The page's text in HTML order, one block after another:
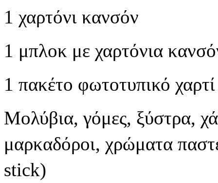
1 χαρτόνι κανσόν
1 μπλοκ με χαρτόνια
1 πακέτο φωτοτυπικό
Μολύβια, γόμες, ξύστρα,
μαρκαδόροι, χρώματα
stick)